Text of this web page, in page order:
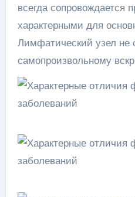
всегда сопровождается
характерными для
Лимфатический узел не
самопроизвольному